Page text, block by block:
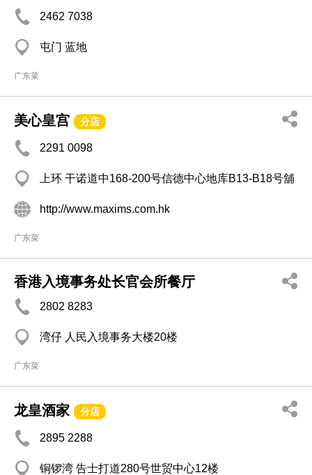
2462 7038
屯门 蓝地
广东菜
美心皇宫 分店
2291 0098
上环 干诺道中168-200号信德中心地库B13-B18号舖
http://www.maxims.com.hk
广东菜
香港入境事务处长官会所餐厅
2802 8283
湾仔 人民入境事务大楼20楼
广东菜
龙皇酒家 分店
2895 2288
铜锣湾 告士打道280号世贸中心12楼